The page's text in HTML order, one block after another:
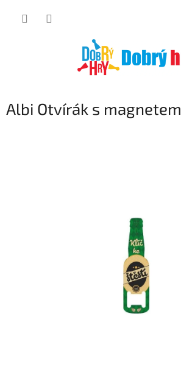
Albi Otvírák s magnetem